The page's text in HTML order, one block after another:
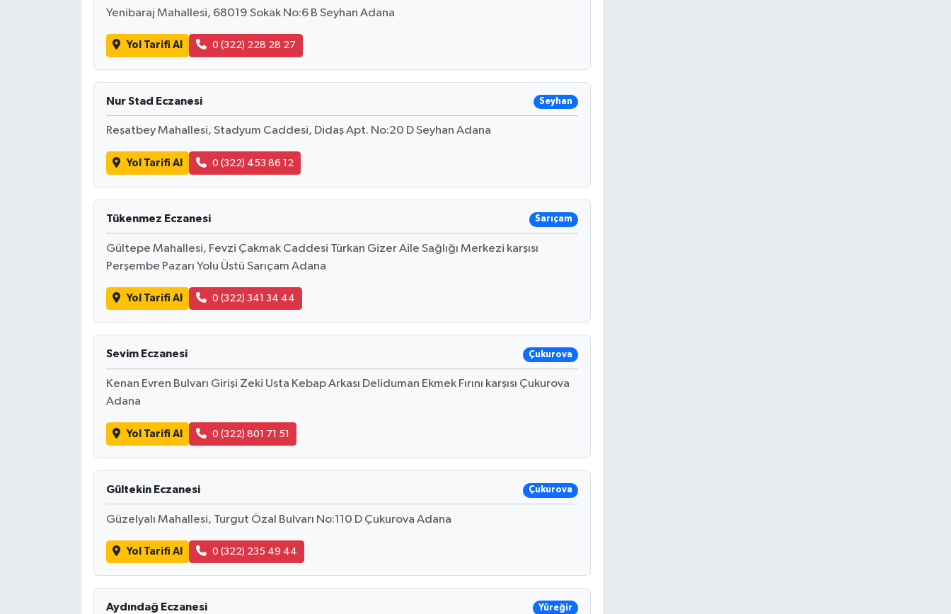
Yenibaraj Mahallesi, 68019 Sokak No:6 B Seyhan Adana
Yol Tarifi Al 0 (322) 228 28 27
Nur Stad Eczanesi Seyhan
Reşatbey Mahallesi, Stadyum Caddesi, Didaş Apt. No:20 D Seyhan Adana
Yol Tarifi Al 0 (322) 453 86 12
Tükenmez Eczanesi Sarıçam
Gültepe Mahallesi, Fevzi Çakmak Caddesi Türkan Gizer Aile Sağlığı Merkezi karşısı
Perşembe Pazarı Yolu Üstü Sarıçam Adana
Yol Tarifi Al 0 (322) 341 34 44
Sevim Eczanesi Çukurova
Kenan Evren Bulvarı Girişi Zeki Usta Kebap Arkası Deliduman Ekmek Fırını karşısı Çukurova
Adana
Yol Tarifi Al 0 (322) 801 71 51
Gültekin Eczanesi Çukurova
Güzelyalı Mahallesi, Turgut Özal Bulvarı No:110 D Çukurova Adana
Yol Tarifi Al 0 (322) 235 49 44
Aydındağ Eczanesi Yüreğir